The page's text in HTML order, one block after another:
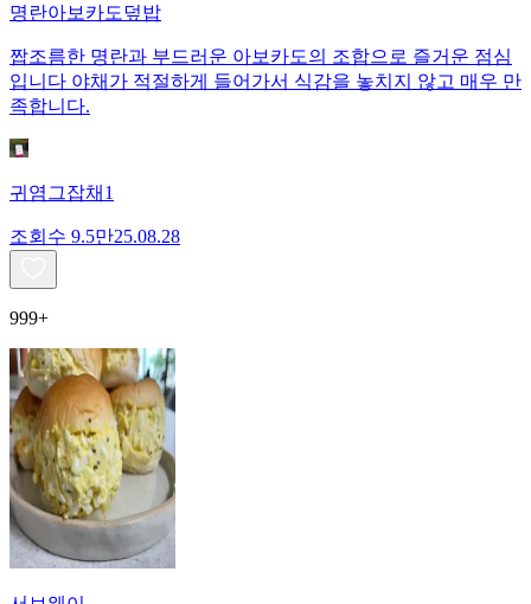
명란아보카도덮밥
짭조름한 명란과 부드러운 아보카도의 조합으로 즐거운 점심
입니다 야채가 적절하게 들어가서 식감을 놓치지 않고 매우 만
족합니다.
귀염그잡채1
조회수 9.5만25.08.28
999+